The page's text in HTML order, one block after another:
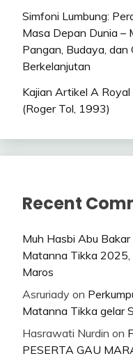
Simfoni Lumbung:
Masa Depan Dunia –
Pangan, Budaya, dan
Berkelanjutan
Kajian Artikel A
(Roger Tol, 1993)
Recent
Muh Hasbi Abu Bakar
Matanna Tikka 2025,
Maros
Asruriady on
Matanna Tikka gelar
Hasrawati Nurdin on
PESERTA GAU